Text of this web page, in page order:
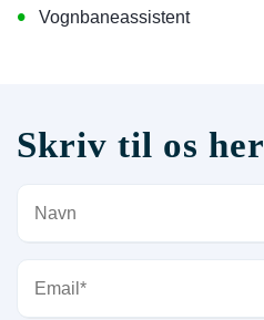
• Vognbaneassistent
Skriv til os her